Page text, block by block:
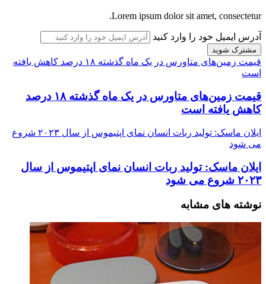
Lorem ipsum dolor sit amet, consectetur.
آدرس ایمیل خود را وارد کنید
قیمت زمین‌های متاورس در یک ماه گذشته ۱۸ درصد کاهش یافته
است
قیمت زمین‌های متاورس در یک ماه گذشته ۱۸ درصد
کاهش یافته است
ایلان ماسک: تولید ربات انسان نمای اپتیموس از سال ۲۰۲۳ شروع
می شود
ایلان ماسک: تولید ربات انسان نمای اپتیموس از سال
۲۰۲۳ شروع می شود
نوشته های مشابه